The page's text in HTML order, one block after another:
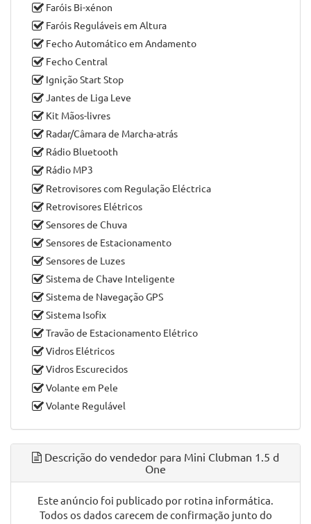
Faróis Bi-xénon
Faróis Reguláveis em Altura
Fecho Automático em Andamento
Fecho Central
Ignição Start Stop
Jantes de Liga Leve
Kit Mãos-livres
Radar/Câmara de Marcha-atrás
Rádio Bluetooth
Rádio MP3
Retrovisores com Regulação Eléctrica
Retrovisores Elétricos
Sensores de Chuva
Sensores de Estacionamento
Sensores de Luzes
Sistema de Chave Inteligente
Sistema de Navegação GPS
Sistema Isofix
Travão de Estacionamento Elétrico
Vidros Elétricos
Vidros Escurecidos
Volante em Pele
Volante Regulável
Descrição do vendedor para Mini Clubman 1.5 d
One
Este anúncio foi publicado por rotina informática.
Todos os dados carecem de confirmação junto do